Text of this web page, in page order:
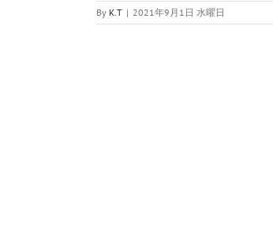
By K.T | 2021年9月1日 水曜日